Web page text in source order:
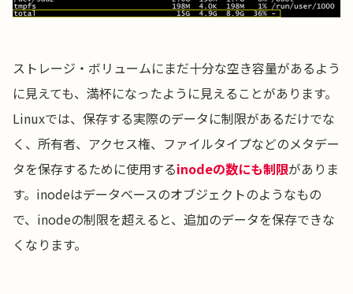
ストレージ・ボリュームにまだ十分な空き容量があるよう
に見えても、満杯になったように見えることがあります。
Linuxでは、保存する実際のデータに制限があるだけでな
く、所有者、アクセス権、ファイルタイプなどのメタデー
タを保存するために使用するinodeの数にも制限がありま
す。inodeはデータベースのオブジェクトのようなもの
で、inodeの制限を超えると、追加のデータを保存できな
くなります。